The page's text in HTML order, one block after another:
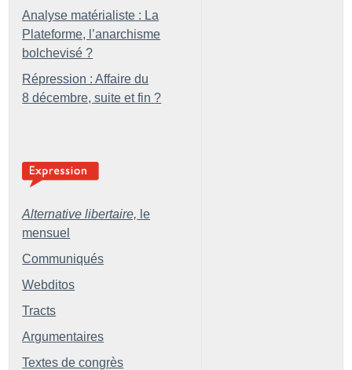
Analyse matérialiste : La
Plateforme, l’anarchisme
bolchevisé ?
Répression : Affaire du
8 décembre, suite et fin ?
Alternative libertaire, le
mensuel
Communiqués
Webditos
Tracts
Argumentaires
Textes de congrès